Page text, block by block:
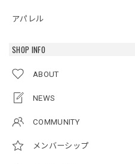
アパレル
SHOP INFO
ABOUT
NEWS
COMMUNITY
メンバーシップ